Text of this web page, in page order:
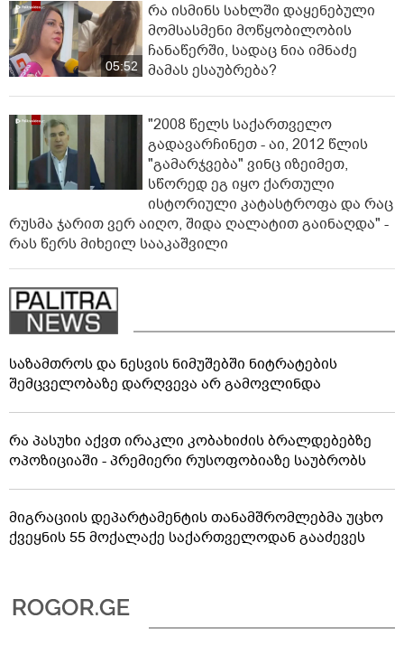
05:52
რა ისმინს სახლში დაყენებული
მომსასმენი მოწყობილობის
ჩანაწერში, სადაც ნია იმნაძე
მამას ესაუბრება?
"2008 წელს საქართველო
გადავარჩინეთ - აი, 2012 წლის
"გამარჯვება" ვინც იზეიმეთ,
სწორედ ეგ იყო ქართული
ისტორიული კატასტროფა და რაც
რუსმა ჯარით ვერ აიღო, შიდა ღალატით გაინაღდა" -
რას წერს მიხეილ სააკაშვილი
საზამთროს და ნესვის ნიმუშებში ნიტრატების
შემცველობაზე დარღვევა არ გამოვლინდა
რა პასუხი აქვთ ირაკლი კობახიძის ბრალდებებზე
ოპოზიციაში - პრემიერი რუსოფობიაზე საუბრობს
მიგრაციის დეპარტამენტის თანამშრომლებმა უცხო
ქვეყნის 55 მოქალაქე საქართველოდან გააძევეს